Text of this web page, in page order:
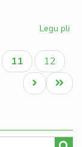
Legu pli
la
Aktuala
paĝo
11 Paĝo
12
Last
page
Next
page